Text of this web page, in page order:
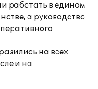
работать в едином
а руководство
на всех
и на